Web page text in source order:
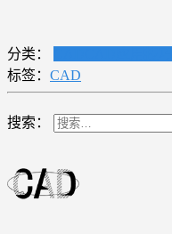
分类：
标签： CAD
搜索：